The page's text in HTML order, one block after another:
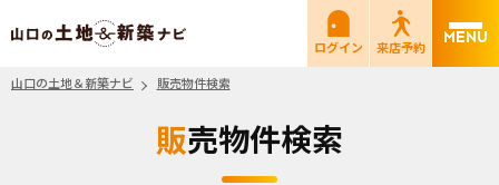
山口の土地＆新築ナビ
ログイン
来店予約
山口の土地＆新築ナビ
販売物件検索
販売物件検索